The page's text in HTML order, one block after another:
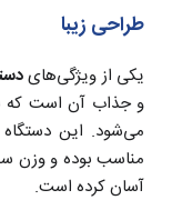
طراحی زیبا
یکی از ویژگی‌های
و جذاب آن است که
می‌شود. این دستگاه
مناسب بوده و وزن
آسان کرده است.